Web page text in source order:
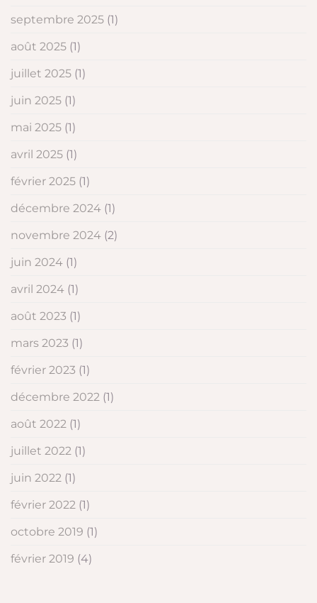
septembre 2025 (1)
août 2025 (1)
juillet 2025 (1)
juin 2025 (1)
mai 2025 (1)
avril 2025 (1)
février 2025 (1)
décembre 2024 (1)
novembre 2024 (2)
juin 2024 (1)
avril 2024 (1)
août 2023 (1)
mars 2023 (1)
février 2023 (1)
décembre 2022 (1)
août 2022 (1)
juillet 2022 (1)
juin 2022 (1)
février 2022 (1)
octobre 2019 (1)
février 2019 (4)